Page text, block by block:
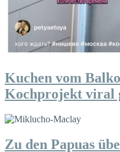
Kuchen vom
Kochprojekt viral
Zu den Papuas